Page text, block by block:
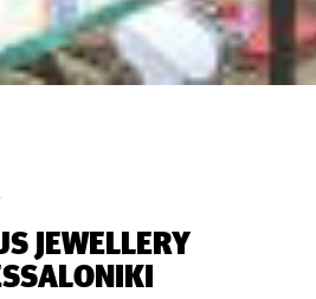
JEWELLERY